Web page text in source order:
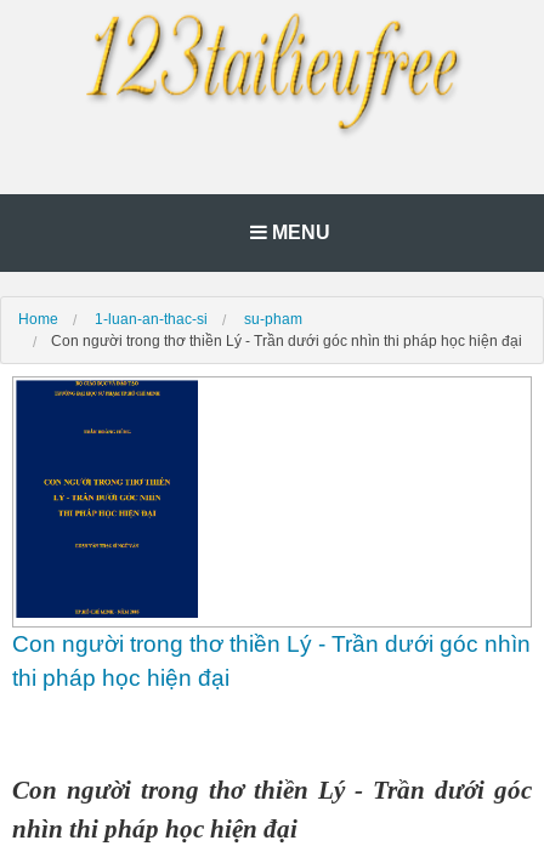
MENU
Home 1-luan-an-thac-si
su-pham
Con người trong thơ thiền Lý - Trần dưới góc nhìn thi pháp học hiện đại
Con người trong thơ thiền Lý - Trần dưới góc nhìn
thi pháp học hiện đại
Con người trong thơ thiền Lý - Trần dưới góc
nhìn thi pháp học hiện đại